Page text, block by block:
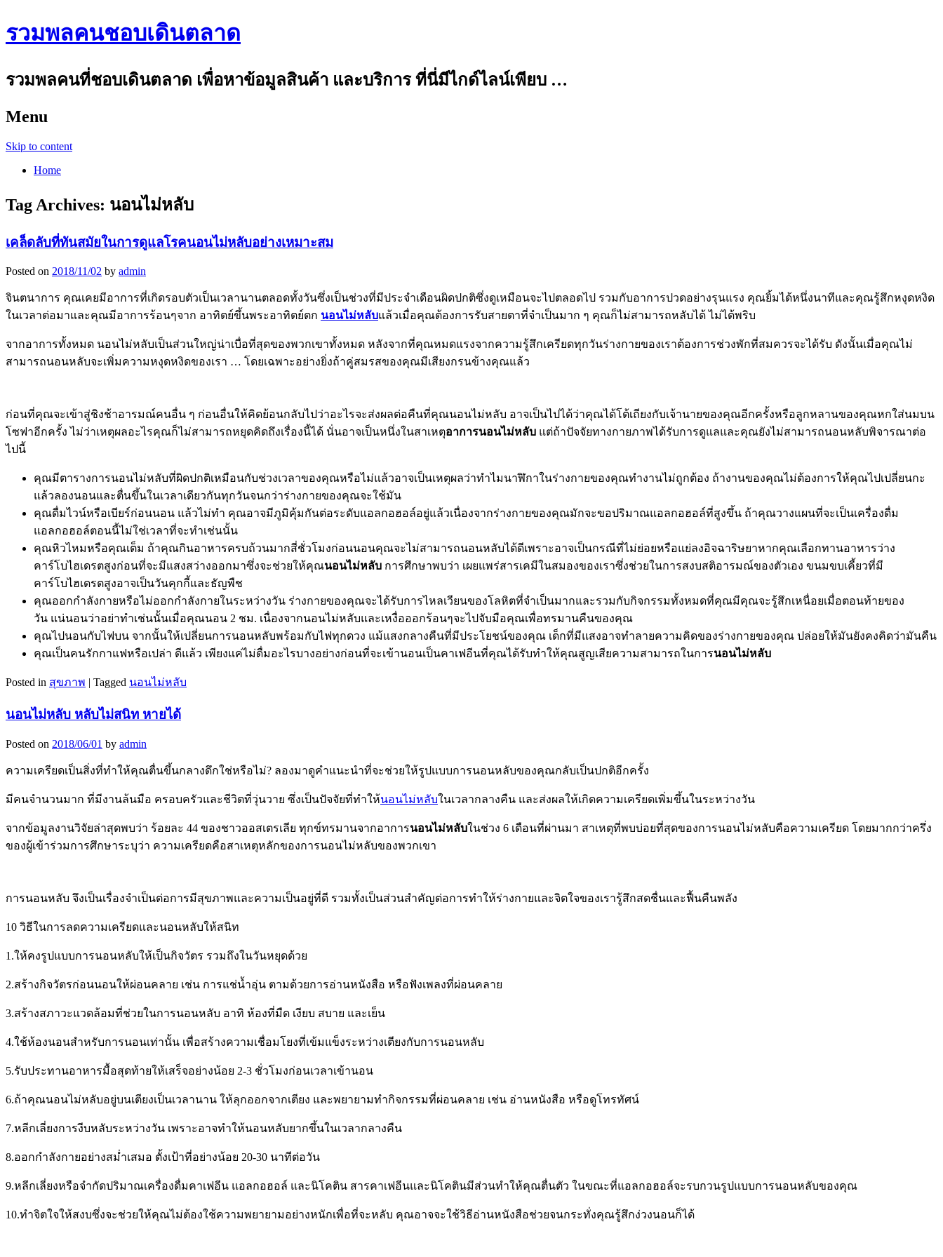
รวมพลคนชอบเดินตลาด
รวมพลคนที่ชอบเดินตลาด เพื่อหาข้อมูลสินค้า และบริการ ที่นี่มีไกด์ไลน์เพียบ …
Menu
Skip to content
Home
Tag Archives: นอนไม่หลับ
เคล็ดลับที่ทันสมัยในการดูแลโรคนอนไม่หลับอย่างเหมาะสม
Posted on 2018/11/02 by admin
จินตนาการ คุณเคยมีอาการที่เกิดรอบตัวเป็นเวลานานตลอดทั้งวันซึ่งเป็นช่วงที่มีประจำเดือนผิดปกติซึ่งดูเหมือนจะไปตลอดไป รวมกับอาการปวดอย่างรุนแรง คุณยิ้มได้หนึ่งนาทีและคุณรู้สึกหงุดหงิด
ในเวลาต่อมาและคุณมีอาการร้อนๆจาก อาทิตย์ขึ้นพระอาทิตย์ตก นอนไม่หลับแล้วเมื่อคุณต้องการรับสายตาที่จำเป็นมาก ๆ คุณก็ไม่สามารถหลับได้ ไม่ได้พริบ
จากอาการทั้งหมด นอนไม่หลับเป็นส่วนใหญ่น่าเบื่อที่สุดของพวกเขาทั้งหมด หลังจากที่คุณหมดแรงจากความรู้สึกเครียดทุกวันร่างกายของเราต้องการช่วงพักที่สมควรจะได้รับ ดังนั้นเมื่อคุณไม่
สามารถนอนหลับจะเพิ่มความหงุดหงิดของเรา … โดยเฉพาะอย่างยิ่งถ้าคู่สมรสของคุณมีเสียงกรนข้างคุณแล้ว
ก่อนที่คุณจะเข้าสู่ชิงช้าอารมณ์คนอื่น ๆ ก่อนอื่นให้คิดย้อนกลับไปว่าอะไรจะส่งผลต่อคืนที่คุณนอนไม่หลับ อาจเป็นไปได้ว่าคุณได้โต้เถียงกับเจ้านายของคุณอีกครั้งหรือลูกหลานของคุณหกใส่นมบน
โซฟาอีกครั้ง ไม่ว่าเหตุผลอะไรคุณก็ไม่สามารถหยุดคิดถึงเรื่องนี้ได้ นั่นอาจเป็นหนึ่งในสาเหตุอาการนอนไม่หลับ แต่ถ้าปัจจัยทางกายภาพได้รับการดูแลและคุณยังไม่สามารถนอนหลับพิจารณาต่อ
ไปนี้
คุณมีตารางการนอนไม่หลับที่ผิดปกติเหมือนกับช่วงเวลาของคุณหรือไม่แล้วอาจเป็นเหตุผลว่าทำไมนาฬิกาในร่างกายของคุณทำงานไม่ถูกต้อง ถ้างานของคุณไม่ต้องการให้คุณไปเปลี่ยนกะ
แล้วลองนอนและตื่นขึ้นในเวลาเดียวกันทุกวันจนกว่าร่างกายของคุณจะใช้มัน
คุณดื่มไวน์หรือเบียร์ก่อนนอน แล้วไม่ทำ คุณอาจมีภูมิคุ้มกันต่อระดับแอลกอฮอล์อยู่แล้วเนื่องจากร่างกายของคุณมักจะขอปริมาณแอลกอฮอล์ที่สูงขึ้น ถ้าคุณวางแผนที่จะเป็นเครื่องดื่ม
แอลกอฮอล์ตอนนี้ไม่ใช่เวลาที่จะทำเช่นนั้น
คุณหิวไหมหรือคุณเต็ม ถ้าคุณกินอาหารครบถ้วนมากสี่ชั่วโมงก่อนนอนคุณจะไม่สามารถนอนหลับได้ดีเพราะอาจเป็นกรณีที่ไม่ย่อยหรือแย่ลงอิจฉาริษยาหากคุณเลือกทานอาหารว่าง
คาร์โบไฮเดรตสูงก่อนที่จะมีแสงสว่างออกมาซึ่งจะช่วยให้คุณนอนไม่หลับ การศึกษาพบว่า เผยแพร่สารเคมีในสมองของเราซึ่งช่วยในการสงบสติอารมณ์ของตัวเอง ขนมขบเคี้ยวที่มี
คาร์โบไฮเดรตสูงอาจเป็นวันคุกกี้และธัญพืช
คุณออกกำลังกายหรือไม่ออกกำลังกายในระหว่างวัน ร่างกายของคุณจะได้รับการไหลเวียนของโลหิตที่จำเป็นมากและรวมกับกิจกรรมทั้งหมดที่คุณมีคุณจะรู้สึกเหนื่อยเมื่อตอนท้ายของ
วัน แน่นอนว่าอย่าทำเช่นนั้นเมื่อคุณนอน 2 ชม. เนื่องจากนอนไม่หลับและเหงื่อออกร้อนๆจะไปจับมือคุณเพื่อทรมานคืนของคุณ
คุณไปนอนกับไฟบน จากนั้นให้เปลี่ยนการนอนหลับพร้อมกับไฟทุกดวง แม้แสงกลางคืนที่มีประโยชน์ของคุณ เด็กที่มีแสงอาจทำลายความคิดของร่างกายของคุณ ปล่อยให้มันยังคงคิดว่ามันคืน
คุณเป็นคนรักกาแฟหรือเปล่า ดีแล้ว เพียงแค่ไม่ดื่มอะไรบางอย่างก่อนที่จะเข้านอนเป็นคาเฟอีนที่คุณได้รับทำให้คุณสูญเสียความสามารถในการนอนไม่หลับ
Posted in สุขภาพ | Tagged นอนไม่หลับ
นอนไม่หลับ หลับไม่สนิท หายได้
Posted on 2018/06/01 by admin
ความเครียดเป็นสิ่งที่ทำให้คุณตื่นขึ้นกลางดึกใช่หรือไม่? ลองมาดูคำแนะนำที่จะช่วยให้รูปแบบการนอนหลับของคุณกลับเป็นปกติอีกครั้ง
มีคนจำนวนมาก ที่มีงานล้นมือ ครอบครัวและชีวิตที่วุ่นวาย ซึ่งเป็นปัจจัยที่ทำให้นอนไม่หลับในเวลากลางคืน และส่งผลให้เกิดความเครียดเพิ่มขึ้นในระหว่างวัน
จากข้อมูลงานวิจัยล่าสุดพบว่า ร้อยละ 44 ของชาวออสเตรเลีย ทุกข์ทรมานจากอาการนอนไม่หลับในช่วง 6 เดือนที่ผ่านมา สาเหตุที่พบบ่อยที่สุดของการนอนไม่หลับคือความเครียด โดยมากกว่าครึ่ง
ของผู้เข้าร่วมการศึกษาระบุว่า ความเครียดคือสาเหตุหลักของการนอนไม่หลับของพวกเขา
การนอนหลับ จึงเป็นเรื่องจำเป็นต่อการมีสุขภาพและความเป็นอยู่ที่ดี รวมทั้งเป็นส่วนสำคัญต่อการทำให้ร่างกายและจิตใจของเรารู้สึกสดชื่นและฟื้นคืนพลัง
10 วิธีในการลดความเครียดและนอนหลับให้สนิท
1.ให้คงรูปแบบการนอนหลับให้เป็นกิจวัตร รวมถึงในวันหยุดด้วย
2.สร้างกิจวัตรก่อนนอนให้ผ่อนคลาย เช่น การแช่น้ำอุ่น ตามด้วยการอ่านหนังสือ หรือฟังเพลงที่ผ่อนคลาย
3.สร้างสภาวะแวดล้อมที่ช่วยในการนอนหลับ อาทิ ห้องที่มืด เงียบ สบาย และเย็น
4.ใช้ห้องนอนสำหรับการนอนเท่านั้น เพื่อสร้างความเชื่อมโยงที่เข้มแข็งระหว่างเตียงกับการนอนหลับ
5.รับประทานอาหารมื้อสุดท้ายให้เสร็จอย่างน้อย 2-3 ชั่วโมงก่อนเวลาเข้านอน
6.ถ้าคุณนอนไม่หลับอยู่บนเตียงเป็นเวลานาน ให้ลุกออกจากเตียง และพยายามทำกิจกรรมที่ผ่อนคลาย เช่น อ่านหนังสือ หรือดูโทรทัศน์
7.หลีกเลี่ยงการงีบหลับระหว่างวัน เพราะอาจทำให้นอนหลับยากขึ้นในเวลากลางคืน
8.ออกกำลังกายอย่างสม่ำเสมอ ตั้งเป้าที่อย่างน้อย 20-30 นาทีต่อวัน
9.หลีกเลี่ยงหรือจำกัดปริมาณเครื่องดื่มคาเฟอีน แอลกอฮอล์ และนิโคติน สารคาเฟอีนและนิโคตินมีส่วนทำให้คุณตื่นตัว ในขณะที่แอลกอฮอล์จะรบกวนรูปแบบการนอนหลับของคุณ
10.ทำจิตใจให้สงบซึ่งจะช่วยให้คุณไม่ต้องใช้ความพยายามอย่างหนักเพื่อที่จะหลับ คุณอาจจะใช้วิธีอ่านหนังสือช่วยจนกระทั่งคุณรู้สึกง่วงนอนก็ได้